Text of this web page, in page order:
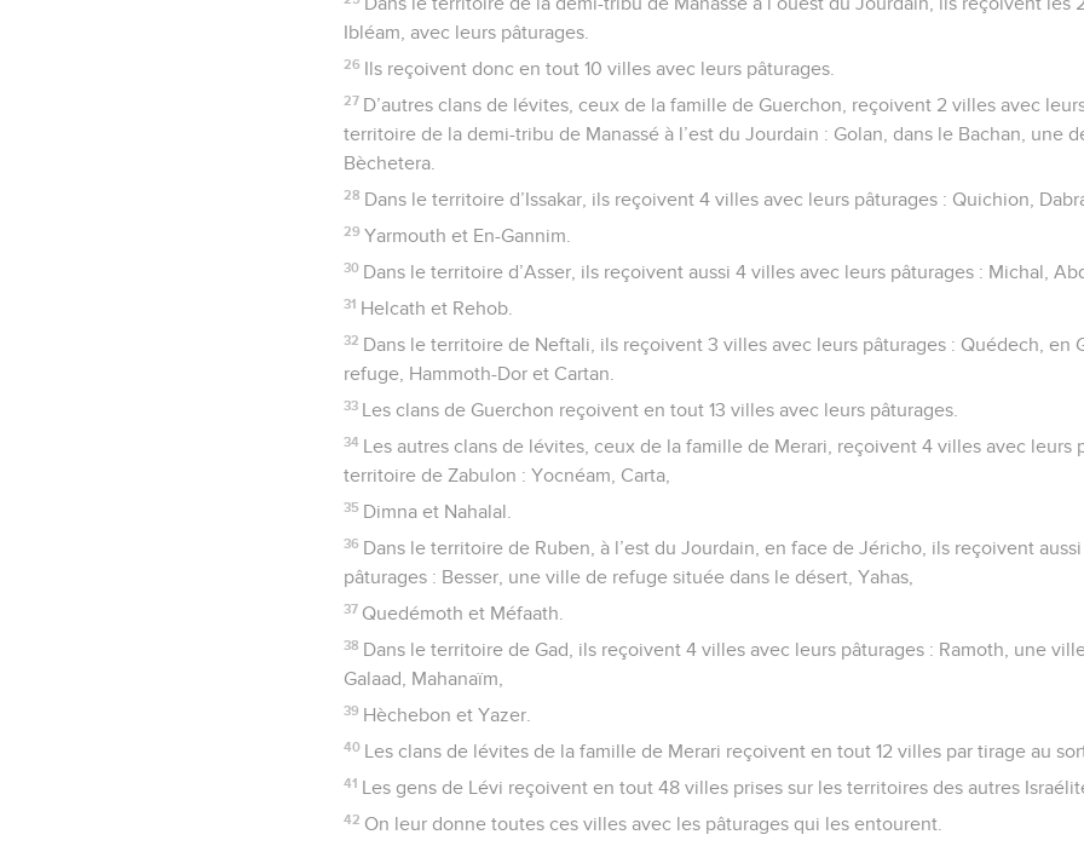
Ibléam, avec leurs pâturages.
26 Ils reçoivent donc en tout 10 villes avec leurs pâturages.
27 D’autres clans de lévites, ceux de la famille de Guerchon, reçoivent 2 villes avec
territoire de la demi-tribu de Manassé à l’est du Jourdain : Golan, dans le Bachan, une
Bèchetera.
28 Dans le territoire d’Issakar, ils reçoivent 4 villes avec leurs pâturages : Quichion,
29 Yarmouth et En-Gannim.
30 Dans le territoire d’Asser, ils reçoivent aussi 4 villes avec leurs pâturages : Michal,
31 Helcath et Rehob.
32 Dans le territoire de Neftali, ils reçoivent 3 villes avec leurs pâturages : Quédech, en
refuge, Hammoth-Dor et Cartan.
33 Les clans de Guerchon reçoivent en tout 13 villes avec leurs pâturages.
34 Les autres clans de lévites, ceux de la famille de Merari, reçoivent 4 villes avec leurs
territoire de Zabulon : Yocnéam, Carta,
35 Dimna et Nahalal.
36 Dans le territoire de Ruben, à l’est du Jourdain, en face de Jéricho, ils reçoivent
pâturages : Besser, une ville de refuge située dans le désert, Yahas,
37 Quedémoth et Méfaath.
38 Dans le territoire de Gad, ils reçoivent 4 villes avec leurs pâturages : Ramoth, une
Galaad, Mahanaïm,
39 Hèchebon et Yazer.
40 Les clans de lévites de la famille de Merari reçoivent en tout 12 villes par tirage au
41 Les gens de Lévi reçoivent en tout 48 villes prises sur les territoires des autres
42 On leur donne toutes ces villes avec les pâturages qui les entourent.